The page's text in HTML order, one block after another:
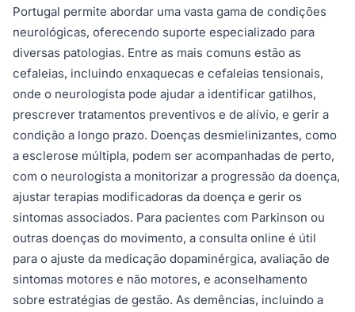
Portugal permite abordar uma vasta gama de condições
neurológicas, oferecendo suporte especializado para
diversas patologias. Entre as mais comuns estão as
cefaleias, incluindo enxaquecas e cefaleias tensionais,
onde o neurologista pode ajudar a identificar gatilhos,
prescrever tratamentos preventivos e de alívio, e gerir a
condição a longo prazo. Doenças desmielinizantes, como
a esclerose múltipla, podem ser acompanhadas de perto,
com o neurologista a monitorizar a progressão da doença,
ajustar terapias modificadoras da doença e gerir os
sintomas associados. Para pacientes com Parkinson ou
outras doenças do movimento, a consulta online é útil
para o ajuste da medicação dopaminérgica, avaliação de
sintomas motores e não motores, e aconselhamento
sobre estratégias de gestão. As demências, incluindo a